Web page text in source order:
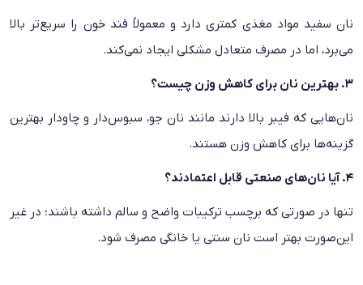
نان سفید مواد مغذی کمتری دارد و معمولاً قند خون را سریع‌تر بالا
می‌برد، اما در مصرف متعادل مشکلی ایجاد نمی‌کند.
۳. بهترین نان برای کاهش وزن چیست؟
نان‌هایی که فیبر بالا دارند مانند نان جو، سبوس‌دار و چاودار بهترین
گزینه‌ها برای کاهش وزن هستند.
۴. آیا نان‌های صنعتی قابل اعتمادند؟
تنها در صورتی که برچسب ترکیبات واضح و سالم داشته باشند؛ در غیر
این‌صورت بهتر است نان سنتی یا خانگی مصرف شود.